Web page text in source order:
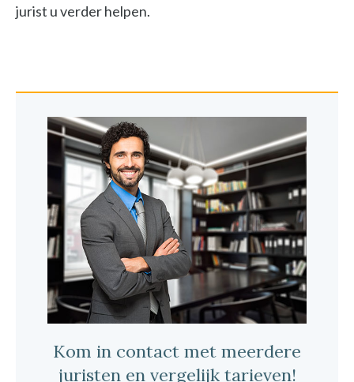
jurist u verder helpen.
Kom in contact met meerdere
juristen en vergelijk tarieven!